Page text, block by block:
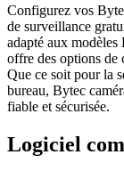
Configurez vos
de surveillance
adapté aux
offre des options de
Que ce soit pour la
bureau, Bytec
fiable et sécurisée.
Logiciel